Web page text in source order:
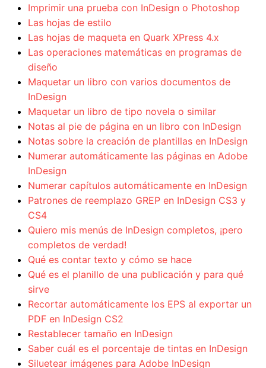
Imprimir una prueba con InDesign o Photoshop
Las hojas de estilo
Las hojas de maqueta en Quark XPress 4.x
Las operaciones matemáticas en programas de
diseño
Maquetar un libro con varios documentos de
InDesign
Maquetar un libro de tipo novela o similar
Notas al pie de página en un libro con InDesign
Notas sobre la creación de plantillas en InDesign
Numerar automáticamente las páginas en Adobe
InDesign
Numerar capítulos automáticamente en InDesign
Patrones de reemplazo GREP en InDesign CS3 y
CS4
Quiero mis menús de InDesign completos, ¡pero
completos de verdad!
Qué es contar texto y cómo se hace
Qué es el planillo de una publicación y para qué
sirve
Recortar automáticamente los EPS al exportar un
PDF en InDesign CS2
Restablecer tamaño en InDesign
Saber cuál es el porcentaje de tintas en InDesign
Siluetear imágenes para Adobe InDesign